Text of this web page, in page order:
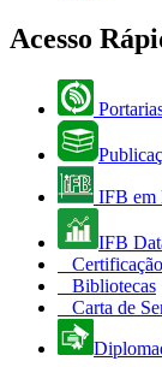
Acesso
IFB em
IFB
Bibliotecas
Carta de